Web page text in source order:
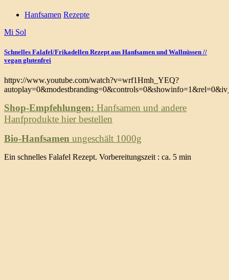
Hanfsamen Rezepte
Mi Sol
Schnelles Falafel/Frikadellen Rezept aus Hanfsamen und Wallnüssen //
vegan glutenfrei
httpv://www.youtube.com/watch?v=wrf1Hmh_YEQ?
Shop-Empfehlungen: Hanfsamen und andere
Hanfprodukte hier bestellen
Bio-Hanfsamen ungeschält 1000g
Ein schnelles Falafel Rezept. Vorbereitungszeit : ca. 5 min